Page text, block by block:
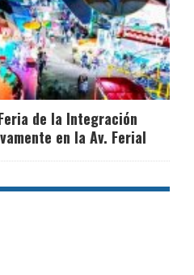
de la Integración
en la Av. Ferial